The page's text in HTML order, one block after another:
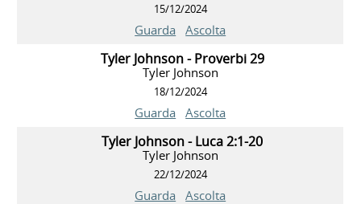
15/12/2024
Guarda Ascolta
Tyler Johnson - Proverbi 29
Tyler Johnson
18/12/2024
Guarda Ascolta
Tyler Johnson - Luca 2:1-20
Tyler Johnson
22/12/2024
Guarda Ascolta